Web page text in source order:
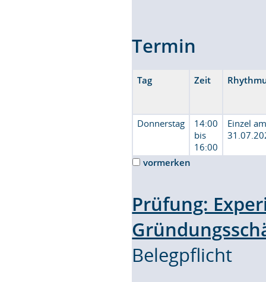
Termin
Tag Zeit
Donnerstag
14:00
bis
16:00
Einzel
vormerken
Prüfung:
Belegpflicht